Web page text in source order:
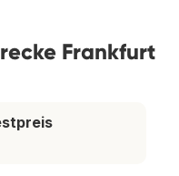
Frankfurt